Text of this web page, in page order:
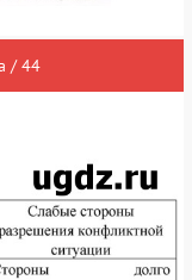
/ 44